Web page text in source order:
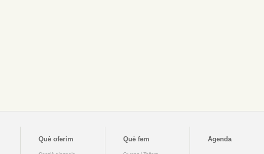
Què oferim Què fem Agenda